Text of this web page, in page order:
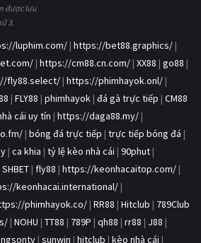
được lưu
3.
luphim.com/ | https://bet88.graphics/ |
| https://cm88.cn.com/ | XX88 | go88 |
fly88.select/ | https://phimhayok.onl/ |
| FLY88 | phimhayok | đá gà trực tiếp | CM88
cái uy tín | https://daga88.my/ |
| bóng đá trực tiếp | trực tiếp bóng đá |
| ca khia | tỷ lệ kèo nhà cái | 90phut |
SHBET | fly88 | https://keonhacaitop.com/ |
keonhacai.international/ |
phimhayok.co/ | RR88 | Hitclub | 789Club
| NOHU | TT88 | 789P | qh88 | rr88 | J88 |
| sunwin | hitclub | kèo nhà cái |